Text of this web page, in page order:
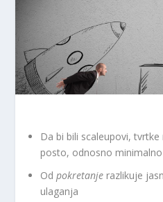
Da bi bili scaleupovi,
posto, odnosno
Odpokretanje razlikuje
ulaganja